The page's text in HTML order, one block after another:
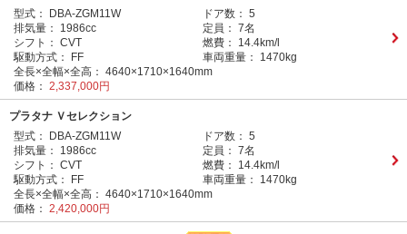
型式：
DBA-ZGM11W ドア数： 5
排気量：
1986cc 定員： 7名
シフト： CVT 燃費：
14.4km/l
駆動方式：
FF 車両重量：
1470kg
全長×全幅×全高： 4640×1710×1640mm
価格： 2,337,000円
プラタナ Ｖセレクション
型式：
DBA-ZGM11W ドア数： 5
排気量：
1986cc 定員： 7名
シフト： CVT 燃費：
14.4km/l
駆動方式：
FF 車両重量：
1470kg
全長×全幅×全高： 4640×1710×1640mm
価格： 2,420,000円